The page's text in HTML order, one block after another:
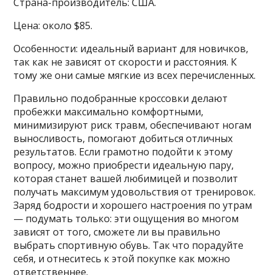
Цена: около $85.
Особенности: идеальный вариант для новичков,
так как не зависят от скорости и расстояния. К
тому же они самые мягкие из всех перечисленных.
Правильно подобранные кроссовки делают
пробежки максимально комфортными,
минимизируют риск травм, обеспечивают ногам
выносливость, помогают добиться отличных
результатов. Если грамотно подойти к этому
вопросу, можно приобрести идеальную пару,
которая станет вашей любимицей и позволит
получать максимум удовольствия от тренировок.
Заряд бодрости и хорошего настроения по утрам
— подумать только: эти ощущения во многом
зависят от того, сможете ли вы правильно
выбрать спортивную обувь. Так что порадуйте
себя, и отнеситесь к этой покупке как можно
ответственнее.